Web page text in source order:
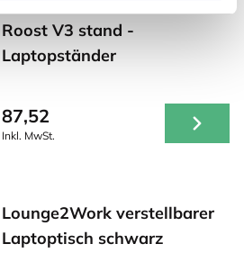
Roost V3 stand -
Laptopständer
87,52
Inkl. MwSt.
Lounge2Work verstellbarer
Laptoptisch schwarz